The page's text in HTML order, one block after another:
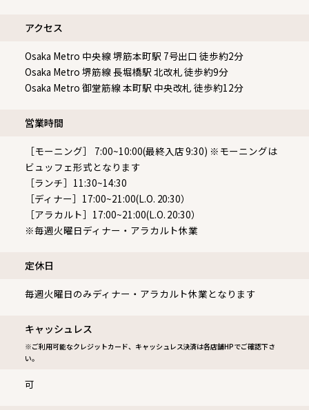
アクセス
Osaka Metro 中央線 堺筋本町駅 7号出口 徒歩約2分
Osaka Metro 堺筋線 長堀橋駅 北改札 徒歩約9分
Osaka Metro 御堂筋線 本町駅 中央改札 徒歩約12分
営業時間
［モーニング］ 7:00~10:00(最終入店 9:30) ※モーニングは
ビュッフェ形式となります
［ランチ］11:30~14:30
［ディナー］17:00~21:00(L.O. 20:30）
［アラカルト］17:00~21:00(L.O. 20:30）
※毎週火曜日ディナー・アラカルト休業
定休⽇
毎週火曜日のみディナー・アラカルト休業となります
キャッシュレス
※ご利用可能なクレジットカード、キャッシュレス決済は各店舗HPでご確認下さ
い。
可